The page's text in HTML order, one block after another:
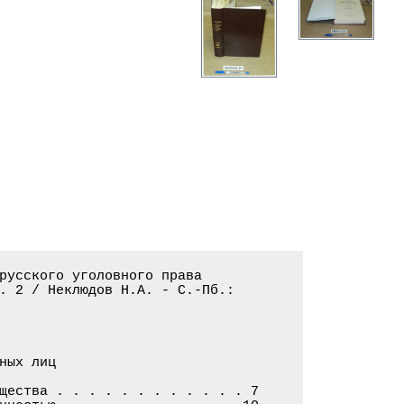
нарушений . . . . . . . . . . . . .253
§ 3. Отличие мошенничества от других преступлений . . . . . . . . . . . . . .255
§ 4. Отличие мошенничества от шантажа . . . . . . . . . . . . . . . . . . . .257
§ 5. Виды мошенничества: . . . . . . . . . . . . . . . . . . . . . . . . . . 267
§ 6. Мошенническое похищение чужого недвижимого имущества . . . . . . . . . .269
§ 7. Мошенническое похищение чужой движимости: . . . . . . . . . . . . . . . 272
А. Обман рыночный или торговый (в количестве товара; в роде и качестве
товара; в расчете платежа или при размене денег; надувание мяса для
придания ему лучшего вида; продажа спитого и капорского чая под видом
настоящего; продажа товара с клеймами и знаками высшего сорта и поддельного
за настоящее; продажа изделий с поддельными клеймами; обман ремесленником;
мошеннический прием и отпуск соли) . . . . . . . . . . . . . . . . . . . . . 272
§ 8. Мошенническое похищение чуждой движимости . . . . . . . . . . . . . . . . -
Б) Остальные случаи простого обмана: . . . . . . . . . . . . . . . . . . . . 282
1. Подмен вверенных вещей . . . . . . . . . . . . . . . . . . . . . . . . . .283
2. Обман сообщением ложных сведений или фактов . . . . . . . . . . . . . . . 283
3. Невозврат оплаченного документа и сокрытие платежа . . . . . . . . . . . .285
4. Невозврат заклада . . . . . . . . . . . . . . . . . . . . . . . . . . . . 286
5. Самовольная отдача в наем или пользование чужой движимости . . . . . . . .287
6. Сбыт фальшивых денежных знаков и гербовой бумаги без знания
подделывателей . . . . . . . . . . . . . . . . . . . . . . . . . . . . . . . 287
7. Обман при поставке в казну . . . . . . . . . . . . . . . . . . . . . . . .291
8. Обман строительный . . . . . . . . . . . . . . . . . . . . . . . . . . . .292
§ 9. Мошенничество квалифицированное: . . . . . . . . . . . . . . . . . . . .294
1. Мошенничество привилегированных сословий . . . . . . . . . . . . . . . . .294
2. Мошенничество на суммы свыше 300 р. . . . . . . . . . . . . . . . . . . . 295
3. Обман посредством присвоения знания или выдачи себя за уполномоченного
власти . . . . . . . . . . . . . . . . . . . . . . . . . . . . . . . . . . . 296
4. 4. Учинение мошенничества в третий и более раз . . . . . . . . . . . . . .298
5. Обман игорный и лотерейный . . . . . . . . . . . . . . . . . . . . . . . .299
6. Изменение цвета монеты с намерением придать ей вид большей ценности . . . 301
7. Записание себя под ложным именем на большее число лодок в бакенных
водах . . . . . . . . . . . . . . . . . . . . . . . . . . . . . . . . . . . .302
8. Мошенническое колдовство и волхование . . . . . . . . . . . . . . . . . . 303
9. Обман по застрахованию . . . . . . . . . . . . . . . . . . . . . . . . . .308
10. Мошенническая торговля неверными или неклеймеными весами и мерами . . . .313
11. Мошенническая торговля изделиями из драгоценных металлов . . . . . . . . 328
§ 10. Обман в обязательствах: . . . . . . . . . . . . . . . . . . . . . . . .329
1. Вовлечение другого обманом в обязательства . . . . . . . . . . . . . . . .332
2. Вовлечение обманом в обязательства несовершеннолетних . . . . . . . . . . 337
3. Продажа имения проданного, чужого или мнимого . . . . . . . . . . . . . . 338
4. Продажа имения, состоящего под запре